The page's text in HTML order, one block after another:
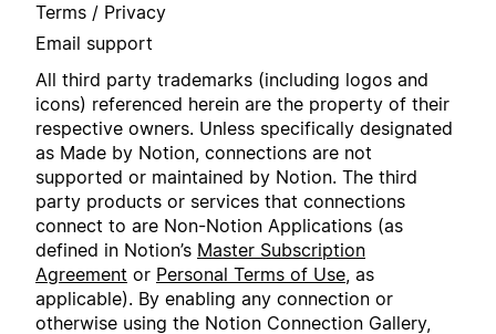
Terms / Privacy
Email support
All third party trademarks (including logos and
icons) referenced herein are the property of their
respective owners. Unless specifically designated
as Made by Notion, connections are not
supported or maintained by Notion. The third
party products or services that connections
connect to are Non-Notion Applications (as
defined in Notion’s Master Subscription
Agreement or Personal Terms of Use , as
applicable). By enabling any connection or
otherwise using the Notion Connection Gallery,